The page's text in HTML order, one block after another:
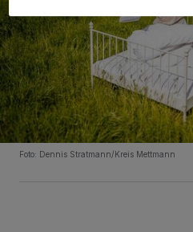
Foto: Dennis Stratmann/Kreis Mettmann